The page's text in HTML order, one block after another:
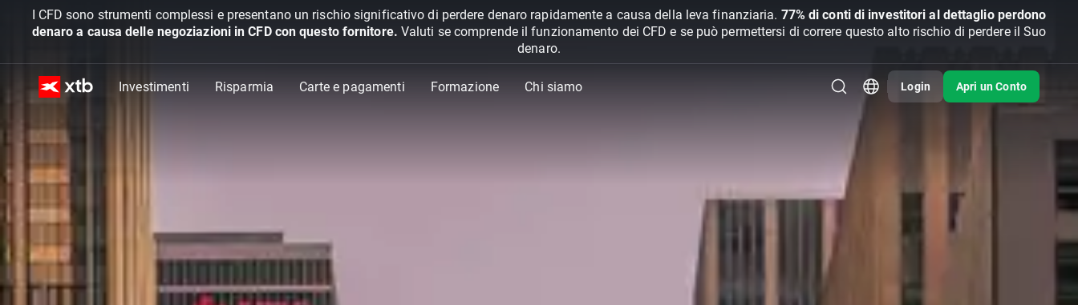
I CFD sono strumenti complessi e presentano un rischio significativo di perdere denaro rapidamente a causa della leva finanziaria. 77% di conti di investitori al dettaglio perdono
denaro a causa delle negoziazioni in CFD con questo fornitore. Valuti se comprende il funzionamento dei CFD e se può permettersi di correre questo alto rischio di perdere il Suo
denaro.
Investimenti Risparmia Carte e pagamenti Formazione Chi siamo Login Apri un Conto